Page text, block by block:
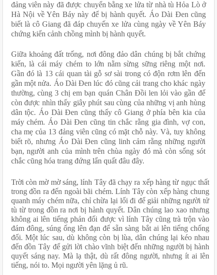
đảng viên này đã được chuyển bằng xe lửa từ nhà tù Hỏa Lò ở
Hà Nội về Yên Báy này để bị hành quyết. Áo Dài Đen cũng
biết là cô Giang đã đáp chuyến xe lửa cùng ngày về Yên Báy
chứng kiến cảnh chồng mình bị hành quyết.
Giữa khoảng đất trống, nơi đông đảo dân chúng bị bắt chứng
kiến, là cái máy chém to lớn nằm sừng sững riêng một nơi.
Gần đó là 13 cái quan tài gỗ sơ sài trong có độn rơm lên đến
gần một nửa. Áo Dài Đen lúc đó cũng cải trang cho khác ngày
thường, cùng 3 chị em bạn quán Chân Đồi len lỏi vào gần để
còn được nhìn thấy giây phút sau cùng của những vị anh hùng
dân tộc. Áo Dài Đen cũng thấy cô Giang ở phía bên kia của
máy chém. Áo Dài Đen cũng tin chắc rằng gia đình, vợ con,
cha mẹ của 13 đảng viên cũng có mặt chỗ này. Và, tuy không
biết rõ, nhưng Áo Dài Đen cũng linh cảm rằng những người
bạn, người anh của mình trên chùa ngày đó mà còn sống sót
chắc cũng hóa trang đứng lẩn quất đâu đây.
Trời còn mờ mờ sáng, lính Tây đã chạy ra xếp hàng từ ngục thất
trong đồn ra đến ngoài bãi chém. Lính Tây còn xếp hàng chung
quanh máy chém nữa, chỉ chừa lại lối đi để giải những người tử
tù từ trong đồn ra nơi bị hành quyết. Dân chúng lao xao nhưng
không ai lên tiếng phản đối được vì lính Tây cũng trà trộn vào
đám đông, súng ống lên đạn để sẵn sàng bắt ai lên tiếng chống
đối. Một lúc sau, dù không còn bị lùa, dân chúng lại kéo nhau
đến đồn Tây để gửi lời chào vĩnh biệt đến những người bị hành
quyết sáng nay. Mà lạ thật, dù rất đông người, nhưng ít ai lên
tiếng, nói to. Mọi người yên lặng ủ rũ.